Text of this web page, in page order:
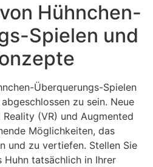
Hühnchen-
Spielen und
Überquerungs-Spielen
zu sein. Neue
(VR) und Augmented
Möglichkeiten, das
und zu vertiefen. Stellen Sie
Huhn tatsächlich in Ihrer